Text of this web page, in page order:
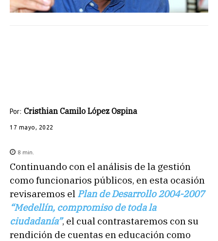
Por: Cristhian Camilo López Ospina
17 mayo, 2022
8 min.
Continuando con el análisis de la gestión
como funcionarios públicos, en esta ocasión
revisaremos el Plan de Desarrollo 2004-2007
“Medellín, compromiso de toda la
ciudadanía”, el cual contrastaremos con su
rendición de cuentas en educación como